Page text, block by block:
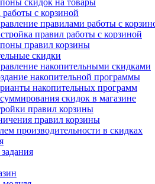
скидок на товары
с корзиной
правилами работы с
правил работы с корзиной
правил корзины
скидки
накопительными скидками
накопительной программы
накопительных программ
скидок в магазине
правил корзины
правил корзины
производительности в скидках